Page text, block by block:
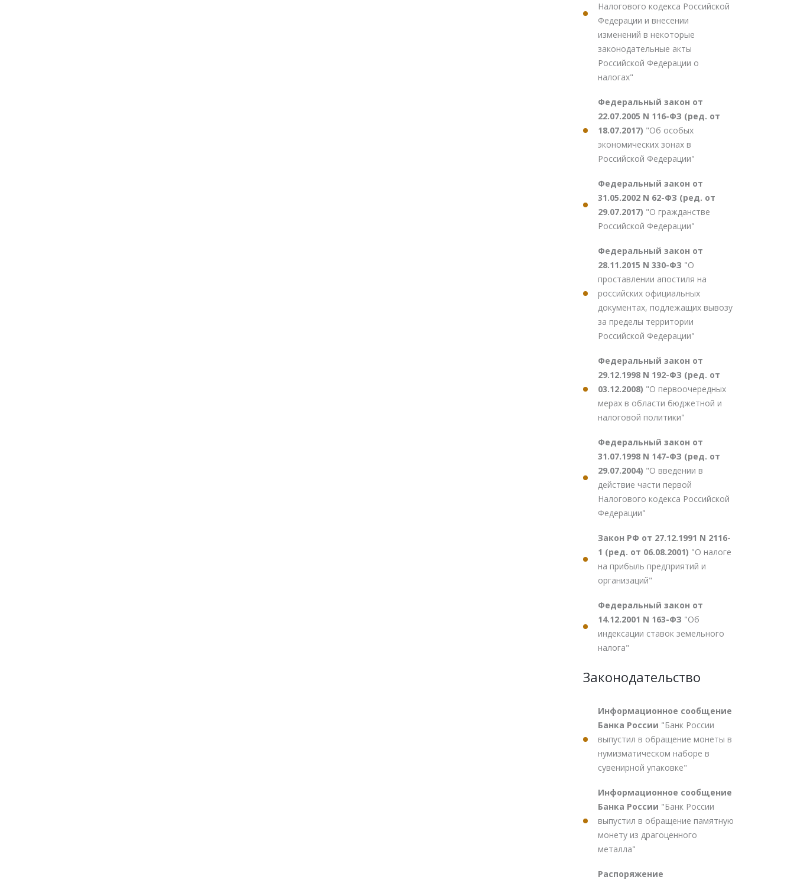
Налогового кодекса Российской
Федерации и внесении
изменений в некоторые
законодательные акты
Российской Федерации о
налогах"
Федеральный закон от
22.07.2005 N 116-ФЗ (ред. от
18.07.2017) "Об особых
экономических зонах в
Российской Федерации"
Федеральный закон от
31.05.2002 N 62-ФЗ (ред. от
29.07.2017) "О гражданстве
Российской Федерации"
Федеральный закон от
28.11.2015 N 330-ФЗ "О
проставлении апостиля на
российских официальных
документах, подлежащих вывозу
за пределы территории
Российской Федерации"
Федеральный закон от
29.12.1998 N 192-ФЗ (ред. от
03.12.2008) "О первоочередных
мерах в области бюджетной и
налоговой политики"
Федеральный закон от
31.07.1998 N 147-ФЗ (ред. от
29.07.2004) "О введении в
действие части первой
Налогового кодекса Российской
Федерации"
Закон РФ от 27.12.1991 N 2116-
1 (ред. от 06.08.2001) "О налоге
на прибыль предприятий и
организаций"
Федеральный закон от
14.12.2001 N 163-ФЗ "Об
индексации ставок земельного
налога"
Законодательство
Информационное сообщение
Банка России "Банк России
выпустил в обращение монеты в
нумизматическом наборе в
сувенирной упаковке"
Информационное сообщение
Банка России "Банк России
выпустил в обращение памятную
монету из драгоценного
металла"
Распоряжение